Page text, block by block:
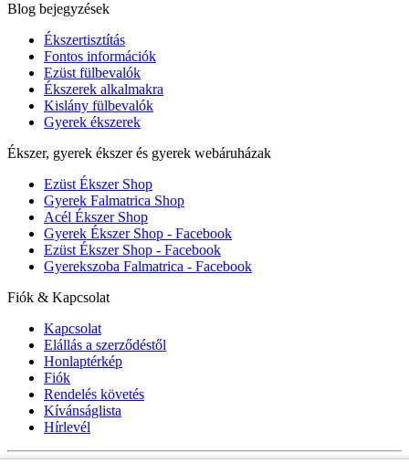
Blog bejegyzések
Ékszertisztítás
Fontos információk
Ezüst fülbevalók
Ékszerek alkalmakra
Kislány fülbevalók
Gyerek ékszerek
Ékszer, gyerek ékszer és gyerek webáruházak
Ezüst Ékszer Shop
Gyerek Falmatrica Shop
Acél Ékszer Shop
Gyerek Ékszer Shop - Facebook
Ezüst Ékszer Shop - Facebook
Gyerekszoba Falmatrica - Facebook
Fiók & Kapcsolat
Kapcsolat
Elállás a szerződéstől
Honlaptérkép
Fiók
Rendelés követés
Kívánságlista
Hírlevél